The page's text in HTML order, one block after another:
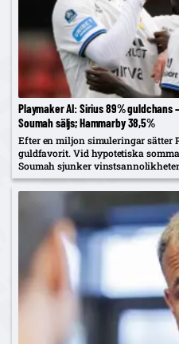
Playmaker AI: Sirius 89% guldchans
Soumah säljs; Hammarby 38,5%
Efter en miljon simuleringar sätter
guldfavorit. Vid hypotetiska
Soumah sjunker
%.